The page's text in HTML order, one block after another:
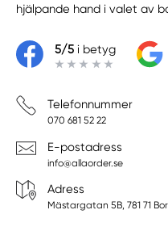
hjälpande hand i valet av
5/5i betyg
Telefonnummer
070 681 52 22
E-postadress
info@allaorder.se
Adress
Mästargatan 5B, 781 71